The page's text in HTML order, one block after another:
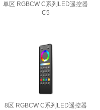
单区 RGBCW C系列LED遥控器
C5
8区 RGBCW C系列LED遥控器